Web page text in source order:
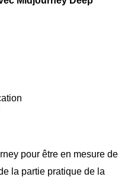
pour être en mesure de
la partie pratique de la